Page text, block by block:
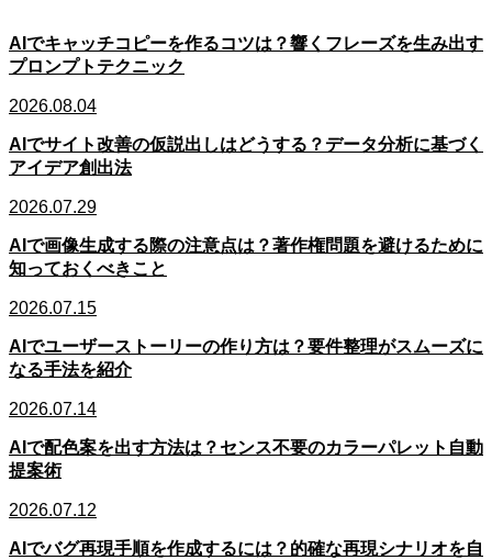
AIでキャッチコピーを作るコツは？響くフレーズを生み出す
プロンプトテクニック
2026.08.04
AIでサイト改善の仮説出しはどうする？データ分析に基づく
アイデア創出法
2026.07.29
AIで画像生成する際の注意点は？著作権問題を避けるために
知っておくべきこと
2026.07.15
AIでユーザーストーリーの作り方は？要件整理がスムーズに
なる手法を紹介
2026.07.14
AIで配色案を出す方法は？センス不要のカラーパレット自動
提案術
2026.07.12
AIでバグ再現手順を作成するには？的確な再現シナリオを自